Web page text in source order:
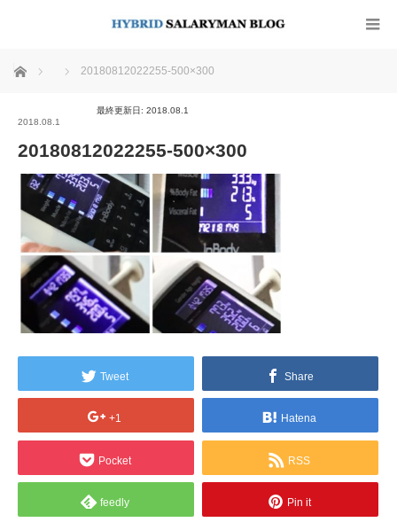
ホーム 20180812022255-500×300
2018.08.1
最終更新日: 2018.08.1
20180812022255-500×300
Tweet Share
+1 Hatena
Pocket RSS
feedly Pin it